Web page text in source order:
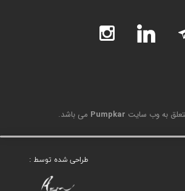
به وب سایت Pumpkar می باشد.
طراحی شده توسط :